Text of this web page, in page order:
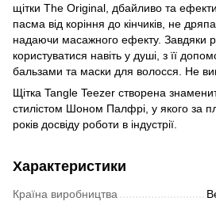
щітки The Original, дбайливо та
пасма від коріння до кінчиків, не
надаючи масажного ефекту. Завдяки
користуватися навіть у душі, з її
бальзами та маски для волосся. Не
Щітка Tangle Teezer створена
стилістом Шоном Палфрі, у якого за
років досвіду роботи в індустрії.
Характеристики
Країна виробництва